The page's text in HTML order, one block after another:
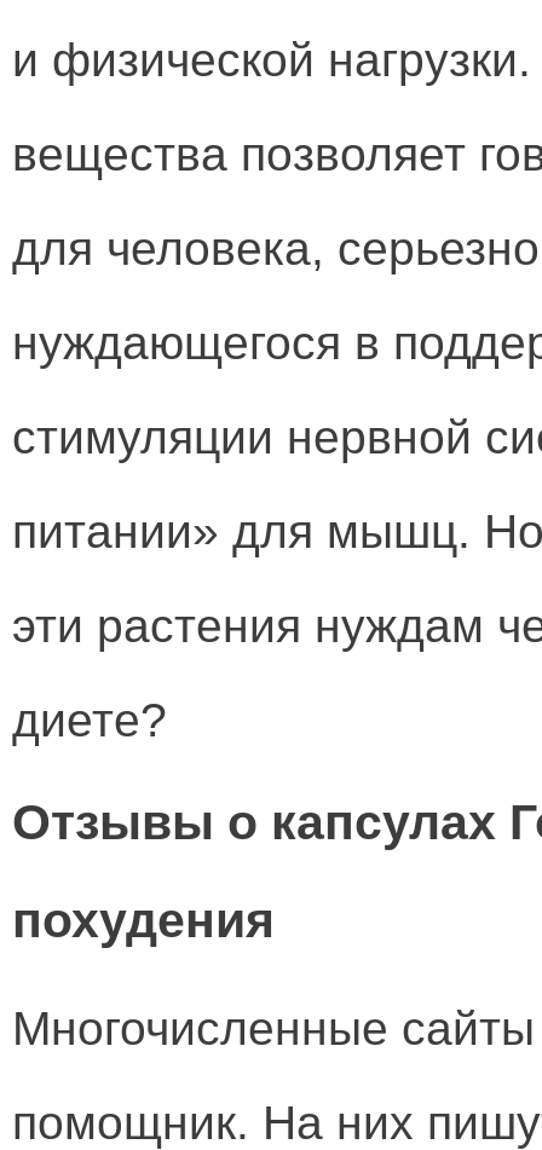
и физической
вещества позволяет
для человека,
нуждающегося в
стимуляции нервной
питании» для мышц. Но
эти растения нуждам
диете?
Отзывы о капсулах
похудения
Многочисленные
помощник. На них